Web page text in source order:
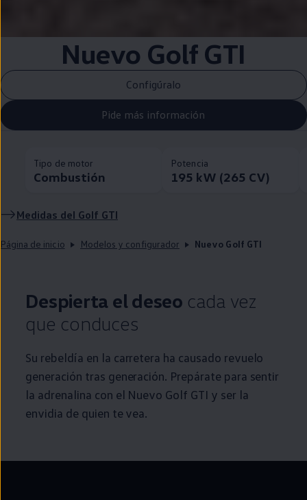
Nuevo Golf GTI
Configúralo
Pide más información
Tipo de motor
Combustión
Potencia
195 kW (265 CV)
Medidas del Golf GTI
Página de inicio Modelos y configurador Nuevo Golf GTI
Despierta el deseo cada vez
que conduces
Su rebeldía en la carretera ha causado revuelo
generación tras generación. Prepárate para sentir
la adrenalina con el Nuevo Golf GTI y ser la
envidia de quien te vea.